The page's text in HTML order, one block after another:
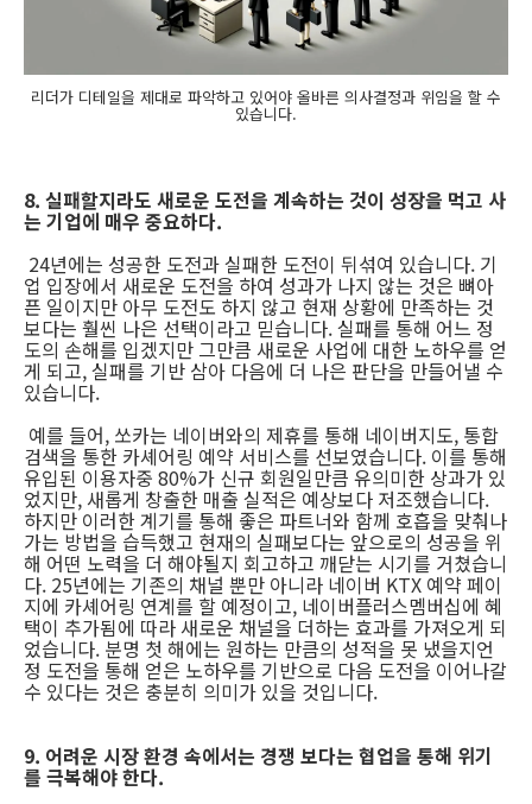
리더가 디테일을 제대로 파악하고 있어야 올바른 의사결정과 위임을 할 수
있습니다.
8. 실패할지라도 새로운 도전을 계속하는 것이 성장을 먹고 사
는 기업에 매우 중요하다.
24년에는 성공한 도전과 실패한 도전이 뒤섞여 있습니다. 기
업 입장에서 새로운 도전을 하여 성과가 나지 않는 것은 뼈아
픈 일이지만 아무 도전도 하지 않고 현재 상황에 만족하는 것
보다는 훨씬 나은 선택이라고 믿습니다. 실패를 통해 어느 정
도의 손해를 입겠지만 그만큼 새로운 사업에 대한 노하우를 얻
게 되고, 실패를 기반 삼아 다음에 더 나은 판단을 만들어낼 수
있습니다.
예를 들어, 쏘카는 네이버와의 제휴를 통해 네이버지도, 통합
검색을 통한 카셰어링 예약 서비스를 선보였습니다. 이를 통해
유입된 이용자중 80%가 신규 회원일만큼 유의미한 상과가 있
었지만, 새롭게 창출한 매출 실적은 예상보다 저조했습니다.
하지만 이러한 계기를 통해 좋은 파트너와 함께 호흡을 맞춰나
가는 방법을 습득했고 현재의 실패보다는 앞으로의 성공을 위
해 어떤 노력을 더 해야될지 회고하고 깨닫는 시기를 거쳤습니
다. 25년에는 기존의 채널 뿐만 아니라 네이버 KTX 예약 페이
지에 카셰어링 연계를 할 예정이고, 네이버플러스멤버십에 혜
택이 추가됨에 따라 새로운 채널을 더하는 효과를 가져오게 되
었습니다. 분명 첫 해에는 원하는 만큼의 성적을 못 냈을지언
정 도전을 통해 얻은 노하우를 기반으로 다음 도전을 이어나갈
수 있다는 것은 충분히 의미가 있을 것입니다.
9. 어려운 시장 환경 속에서는 경쟁 보다는 협업을 통해 위기
를 극복해야 한다.